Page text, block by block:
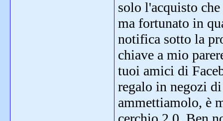
solo l'acquisto
ma fortunato in
notifica sotto la
chiave a mio
tuoi amici di
regalo in negozi
ammettiamolo, è